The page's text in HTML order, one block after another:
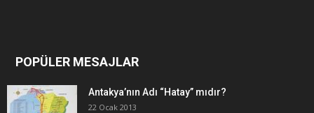
POPÜLER MESAJLAR
Antakya’nın Adı “Hatay” mıdır?
22 Ocak 2013